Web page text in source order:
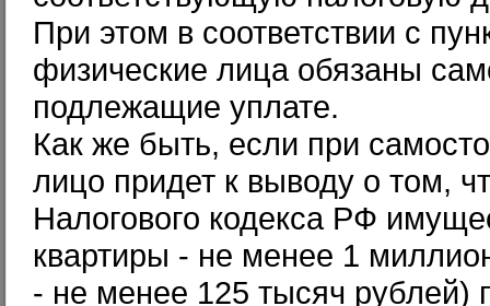
При этом в соответствии с
физические лица обязаны
подлежащие уплате.
Как же быть, если при
лицо придет к выводу о том,
Налогового кодекса РФ
квартиры - не менее 1
- не менее 125 тысяч